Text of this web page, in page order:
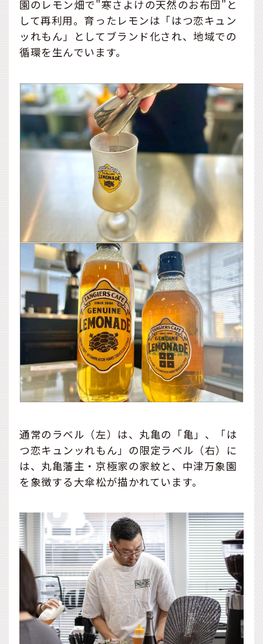
園のレモン畑で"寒さよけの天然のお布団"と
して再利用。育ったレモンは「はつ恋キュン
ッれもん」としてブランド化され、地域での
循環を生んでいます。
通常のラベル（左）は、丸亀の「亀」、「は
つ恋キュンッれもん」の限定ラベル（右）に
は、丸亀藩主・京極家の家紋と、中津万象園
を象徴する大傘松が描かれています。